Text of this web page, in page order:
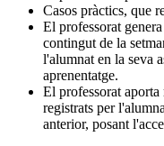
Casos pràctics, que
El professorat
contingut de la
l'alumnat en la seva
aprenentatge.
El professorat
registrats per
anterior, posant